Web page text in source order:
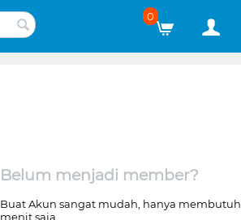
0
Belum menjadi member?
Buat Akun sangat mudah, hanya
menit saja.